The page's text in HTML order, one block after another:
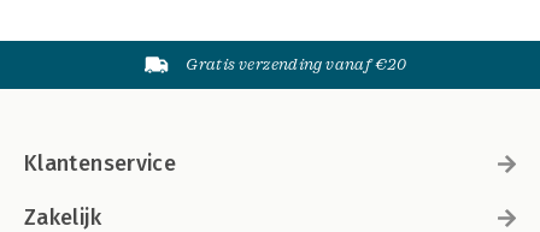
Gratis verzending vanaf €20
Klantenservice
Zakelijk